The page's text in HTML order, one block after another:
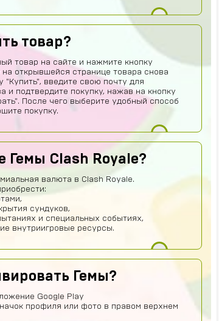
товар?
товар на сайте и нажмите кнопку
на открывшейся странице товара снова
"Купить", введите свою почту для
и подтвердите покупку, нажав на кнопку
После чего выберите удобный способ
покупку.
Гемы Clash Royale?
валюта в Clash Royale.
сундуков,
и специальных событиях,
внутриигровые ресурсы.
Гемы?
Google Play
профиля или фото в правом верхнем